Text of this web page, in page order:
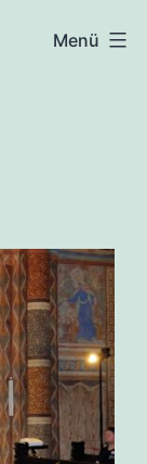
Menü